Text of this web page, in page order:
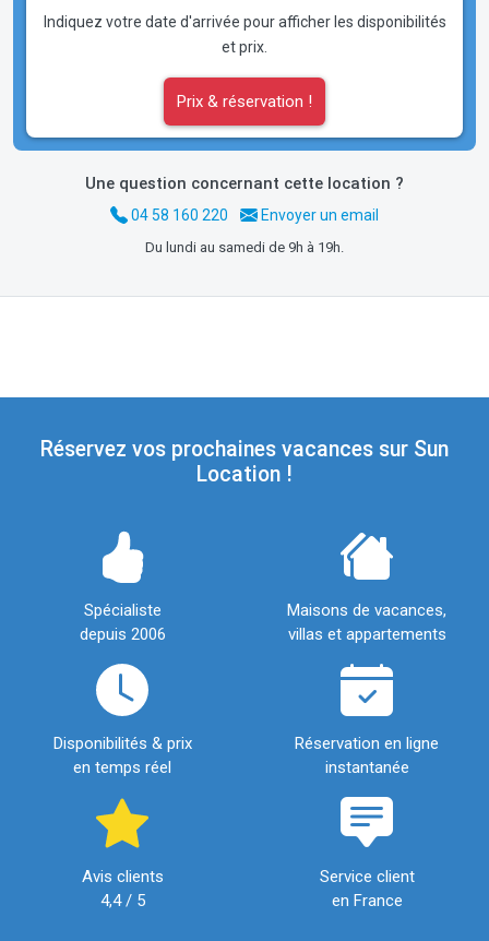
Indiquez votre date d'arrivée pour afficher les disponibilités
et prix.
Prix & réservation !
Une question concernant cette location ?
04 58 160 220 Envoyer un email
Du lundi au samedi de 9h à 19h.
Réservez vos prochaines vacances sur Sun
Location !
Spécialiste
depuis 2006
Maisons de vacances,
villas et appartements
Disponibilités & prix
en temps réel
Réservation en ligne
instantanée
Avis clients
4,4 / 5
Service client
en France